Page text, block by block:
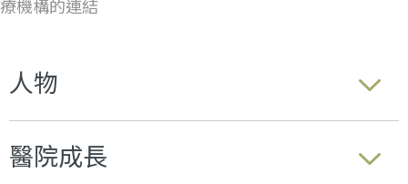
療機構的連結
人物
醫院成長